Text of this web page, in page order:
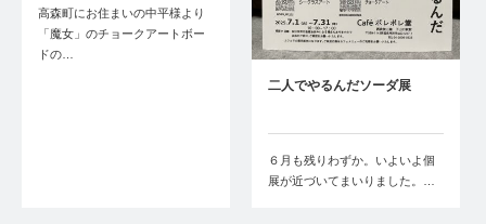
高森町にお住まいの中平様より
「魔女」のチョークアートボー
ドの…
二人でやるんだソーダ展
６月も残りわずか。いよいよ個
展が近づいてまいりました。…